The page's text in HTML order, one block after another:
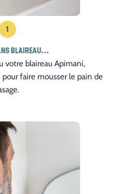
1
BLAIREAU…
votre blaireau Apimani,
faire mousser le pain de